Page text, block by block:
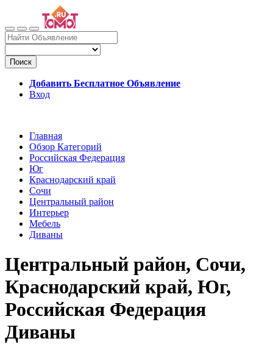
Поиск
Добавить Бесплатное Объявление
Вход
Главная
Обзор Категорий
Российская Федерация
Юг
Краснодарский край
Сочи
Центральный район
Интерьер
Мебель
Диваны
Центральный район, Сочи,
Краснодарский край, Юг,
Российская Федерация
Диваны